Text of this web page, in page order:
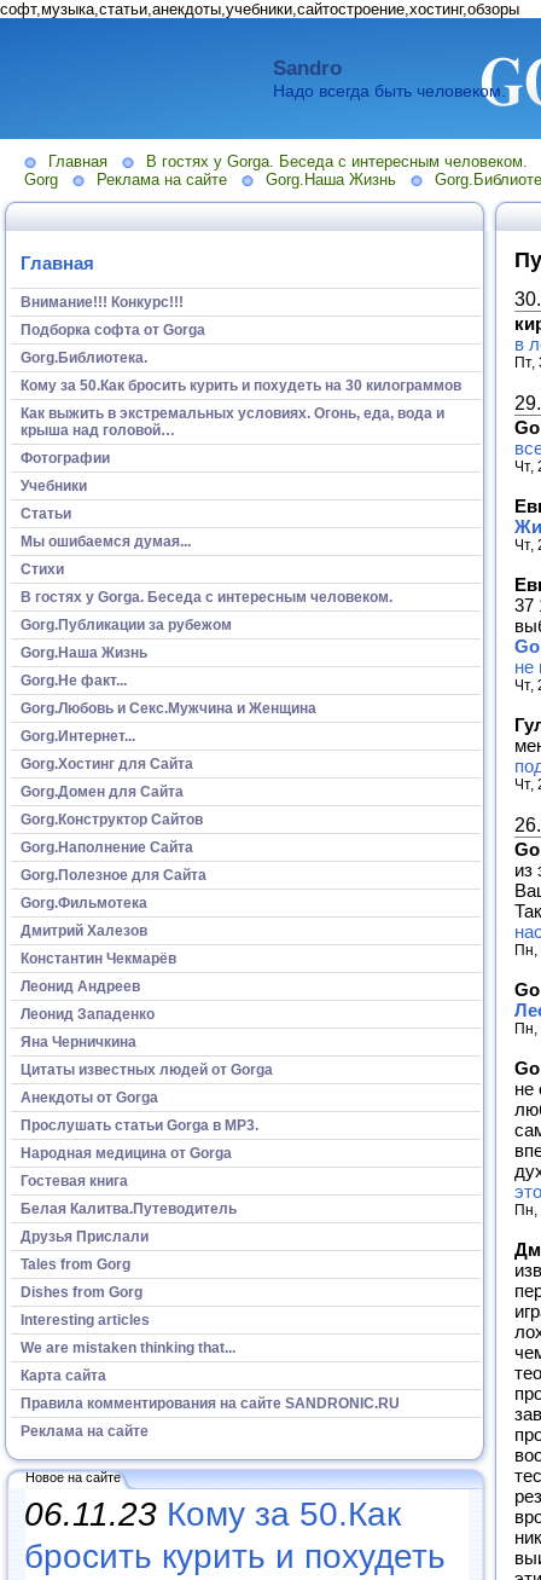
софт,музыка,статьи,анекдоты,учебники,сайтостроение,хостинг,обзоры
Sandro
Надо всегда быть человеком.
Главная
В гостях у Gorga. Беседа с интересным человеком.
Gorg
Реклама на сайте Gorg.Наша Жизнь
Главная
Внимание!!! Конкурс!!!
Подборка софта от Gorga
Gorg.Библиотека.
Кому за 50.Как бросить курить и похудеть на 30 килограммов
Как выжить в экстремальных условиях. Огонь, еда, вода и
крыша над головой…
Фотографии
Учебники
Статьи
Мы ошибаемся думая...
Стихи
В гостях у Gorga. Беседа с интересным человеком.
Gorg.Публикации за рубежом
Gorg.Наша Жизнь
Gorg.Не факт...
Gorg.Любовь и Секс.Мужчина и Женщина
Gorg.Интернет...
Gorg.Хостинг для Сайта
Gorg.Домен для Сайта
Gorg.Конструктор Сайтов
Gorg.Наполнение Сайта
Gorg.Полезное для Сайта
Gorg.Фильмотека
Дмитрий Халезов
Константин Чекмарёв
Леонид Андреев
Леонид Западенко
Яна Черничкина
Цитаты известных людей от Gorga
Анекдоты от Gorga
Прослушать статьи Gorga в МР3.
Народная медицина от Gorga
Гостевая книга
Белая Калитва.Путеводитель
Друзья Прислали
Tales from Gorg
Dishes from Gorg
Interesting articles
We are mistaken thinking that...
Карта сайта
Правила комментирования на сайте SANDRONIC.RU
Реклама на сайте
Новое на сайте
06.11.23 Кому за 50.Как
бросить курить и похудеть
в
Пт,
Чт,
Чт,
37
не
Чт,
Чт,
из
Пн,
Пн,
не
Пн,